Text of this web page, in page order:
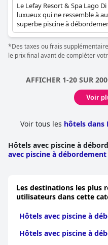
Le Lefay Resort & Spa Lago
luxueux qui ne ressemble à
superbe piscine à
une vue panoramique
profond. Outre la vue à
débordement est également
sorte que les clients qui
nuages.
*Des taxes ou frais
le prix final avant de compléter
AFFICHER 1-20 SUR
Voir
Voir tous les hôtels dans
Hôtels avec piscine à
avec piscine à
débordement au Moyen-
débordement en Amérique
piscine à débordement en
Les destinations les plus
utilisateurs dans cette
Hôtels avec piscine à
Hôtels avec piscine à